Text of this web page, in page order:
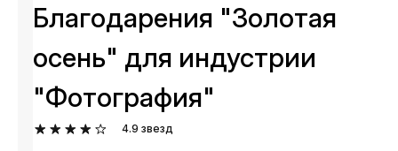
Благодарения "Золотая
осень" для индустрии
"Фотография"
4.9 звезд